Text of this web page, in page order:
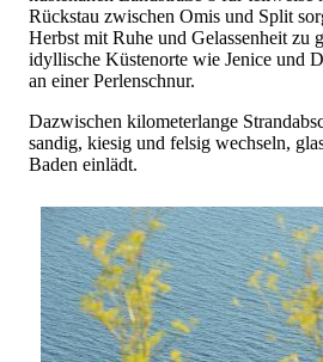
Rückstau zwischen Omis und Split
Herbst mit Ruhe und Gelassenheit zu
idyllische Küstenorte wie Jenice und
an einer Perlenschnur.
Dazwischen kilometerlange
sandig, kiesig und felsig wechseln,
Baden einlädt.